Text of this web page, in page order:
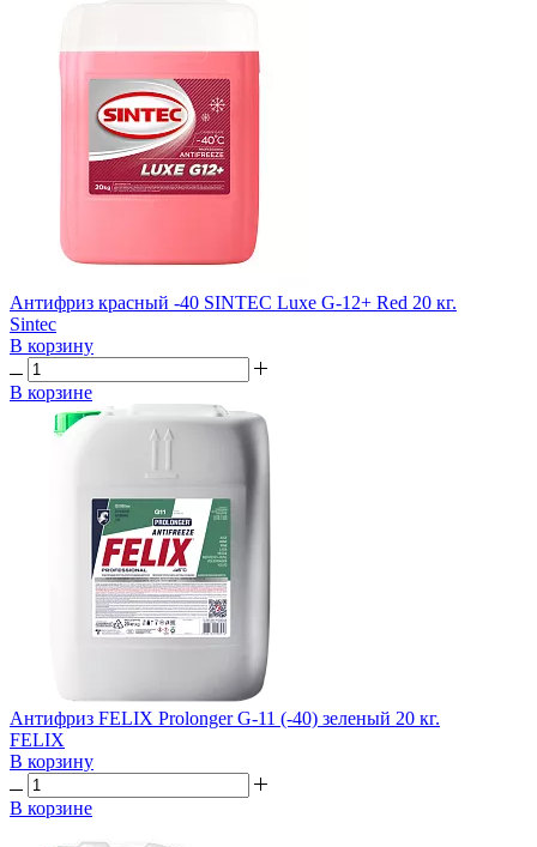
Антифриз красный -40 SINTEC Luxe G-12+ Red 20 кг.
Sintec
В корзину
В корзине
Антифриз FELIX Prolonger G-11 (-40) зеленый 20 кг.
FELIX
В корзину
В корзине